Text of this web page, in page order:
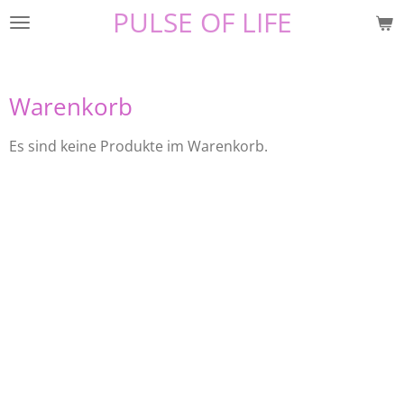
Zum
PULSE OF LIFE
Warenkorb
Es sind keine Produkte im Warenkorb.